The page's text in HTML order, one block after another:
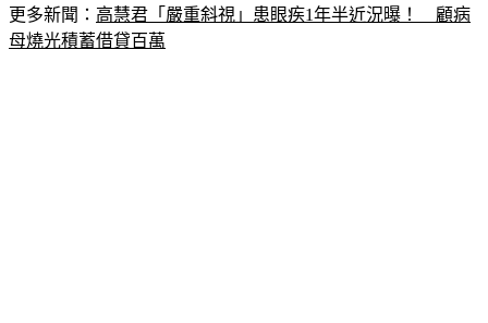
更多新聞： 高慧君「嚴重斜視」患眼疾1年半近況曝！　顧病
母燒光積蓄借貸百萬